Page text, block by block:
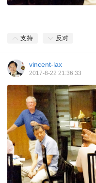
支持 反对
vincent-lax
2017-8-22 21:36:33